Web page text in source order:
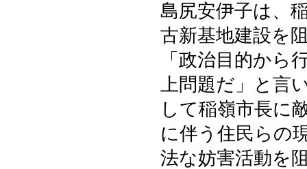
島尻安伊子は、
古新基地建設を
「政治目的から
上問題だ」と言
して稲嶺市長に
に伴う住民らの
法な妨害活動を